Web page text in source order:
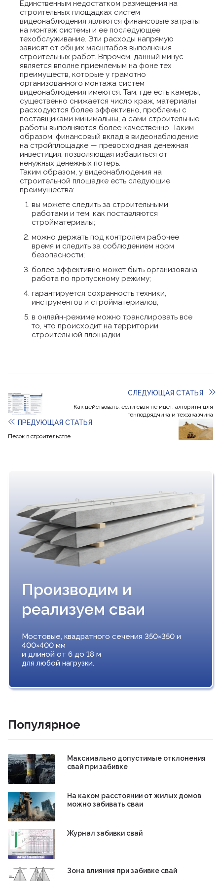
Единственным недостатком размещения на
строительных площадках систем
видеонаблюдения являются финансовые затраты
на монтаж системы и ее последующее
техобслуживание. Эти расходы напрямую
зависят от общих масштабов выполнения
строительных работ. Впрочем, данный минус
является вполне приемлемым на фоне тех
преимуществ, которые у грамотно
организованного монтажа систем
видеонаблюдения имеются. Там, где есть камеры,
существенно снижается число краж, материалы
расходуются более эффективно, проблемы с
поставщиками минимальны, а сами строительные
работы выполняются более качественно. Таким
образом, финансовый вклад в видеонаблюдение
на стройплощадке — превосходная денежная
инвестиция, позволяющая избавиться от
ненужных денежных потерь.
Таким образом, у видеонаблюдения на
строительной площадке есть следующие
преимущества:
вы можете следить за строительными
работами и тем, как поставляются
стройматериалы;
можно держать под контролем рабочее
время и следить за соблюдением норм
безопасности;
более эффективно может быть организована
работа по пропускному режиму;
гарантируется сохранность техники,
инструментов и стройматериалов;
в онлайн-режиме можно транслировать все
то, что происходит на территории
строительной площадки.
ПРЕДУЮЩАЯ СТАТЬЯ
Песок в строительстве
СЛЕДУЮЩАЯ СТАТЬЯ
Как действовать, если свая не идёт: алгоритм для
генподрядчика и техзаказчика
Производим и
реализуем сваи
Мостовые, квадратного сечения 350×350 и
400×400 мм
и длиной от 6 до 18 м
для любой нагрузки.
Популярное
Максимально допустимые отклонения
свай при забивке
На каком расстоянии от жилых домов
можно забивать сваи
Журнал забивки свай
Зона влияния при забивке свай